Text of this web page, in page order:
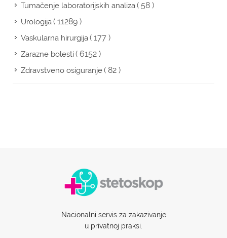
Tumačenje laboratorijskih analiza( 58 )
Urologija( 11289 )
Vaskularna hirurgija( 177 )
Zarazne bolesti( 6152 )
Zdravstveno osiguranje( 82 )
Nacionalni servis za zakazivanje
u privatnoj praksi.